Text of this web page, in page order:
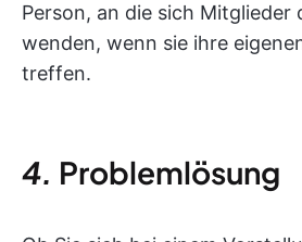
Person, an die sich Mitglieder
wenden, wenn sie ihre
treffen.
4. Problemlösung